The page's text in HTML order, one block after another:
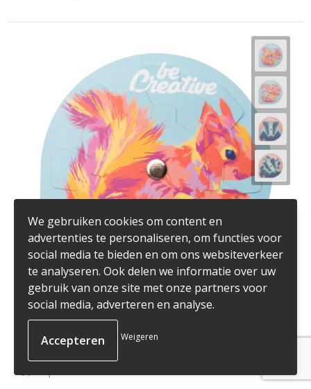
AP718157
Spinalis - custom made puzzel
We gebruiken cookies om content en
advertenties te personaliseren, om functies voor
social media te bieden en om ons websiteverkeer
te analyseren. Ook delen we informatie over uw
gebruik van onze site met onze partners voor
social media, adverteren en analyse.
Weigeren